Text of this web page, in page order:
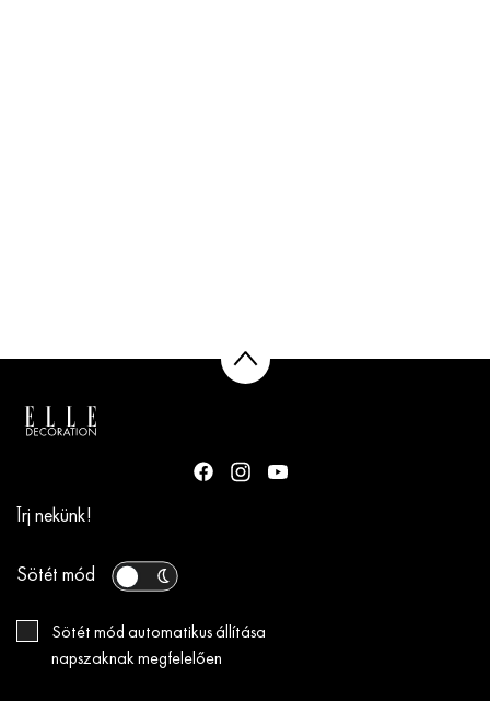
Írj nekünk!
Sötét mód
Sötét mód automatikus állítása
napszaknak megfelelően